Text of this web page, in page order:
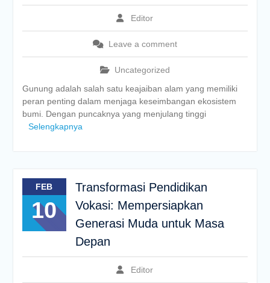
Editor
Leave a comment
Uncategorized
Gunung adalah salah satu keajaiban alam yang memiliki
peran penting dalam menjaga keseimbangan ekosistem
bumi. Dengan puncaknya yang menjulang tinggi
Selengkapnya
FEB
10
Transformasi Pendidikan
Vokasi: Mempersiapkan
Generasi Muda untuk Masa
Depan
Editor